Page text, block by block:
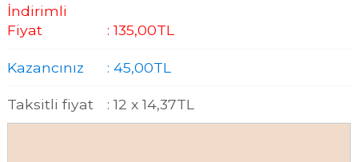
İndirimli
Fiyat
:135,00TL
Kazancınız : 45,00TL
Taksitli fiyat : 12 x 14,37TL